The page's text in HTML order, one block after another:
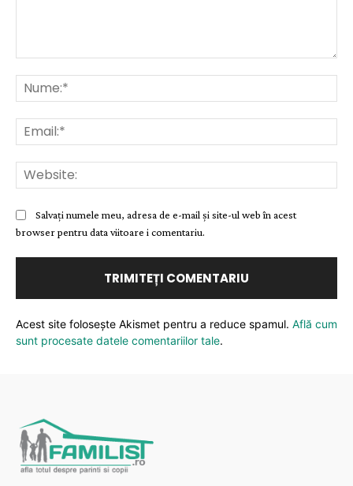
Salvați numele meu, adresa de e-mail și site-ul web în acest
browser pentru data viitoare i comentariu.
Acest site folosește Akismet pentru a reduce spamul. Află cum
sunt procesate datele comentariilor tale.